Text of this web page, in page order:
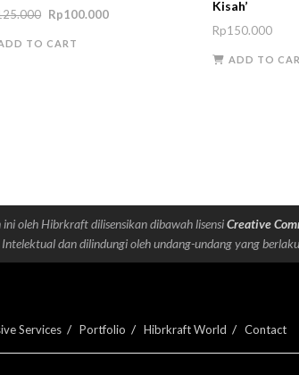
Original
Rp100.000Current
TO CART
Kisah’
Rp150.000
ADD TO
oleh Hibrkraft dilisensikan dibawah lisensiCreative
dan dilindungi oleh undang-undang yang
Services Portfolio Hibrkraft World Contact